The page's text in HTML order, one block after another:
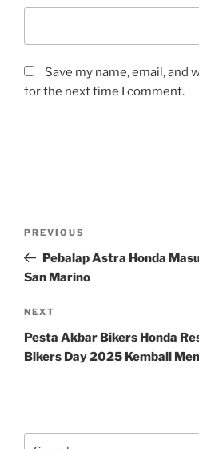
Save my name, email, and
for the next time I comment.
Previous
Post
PREVIOUS
Pebalap Astra Honda
San Marino
Next
Post
NEXT
Pesta Akbar Bikers Honda
Bikers Day 2025 Kembali